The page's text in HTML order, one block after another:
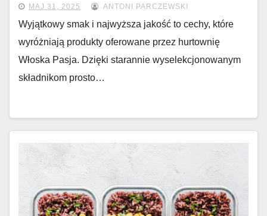
MAJ 31, 2025 ANTONI PARCZEWSKI
Wyjątkowy smak i najwyższa jakość to cechy, które
wyróżniają produkty oferowane przez hurtownię
Włoska Pasja. Dzięki starannie wyselekcjonowanym
składnikom prosto…